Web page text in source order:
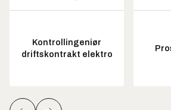
Kontrollingeniør
driftskontrakt elektro